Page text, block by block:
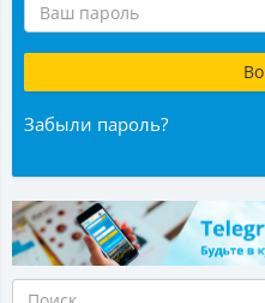
Забыли пароль?